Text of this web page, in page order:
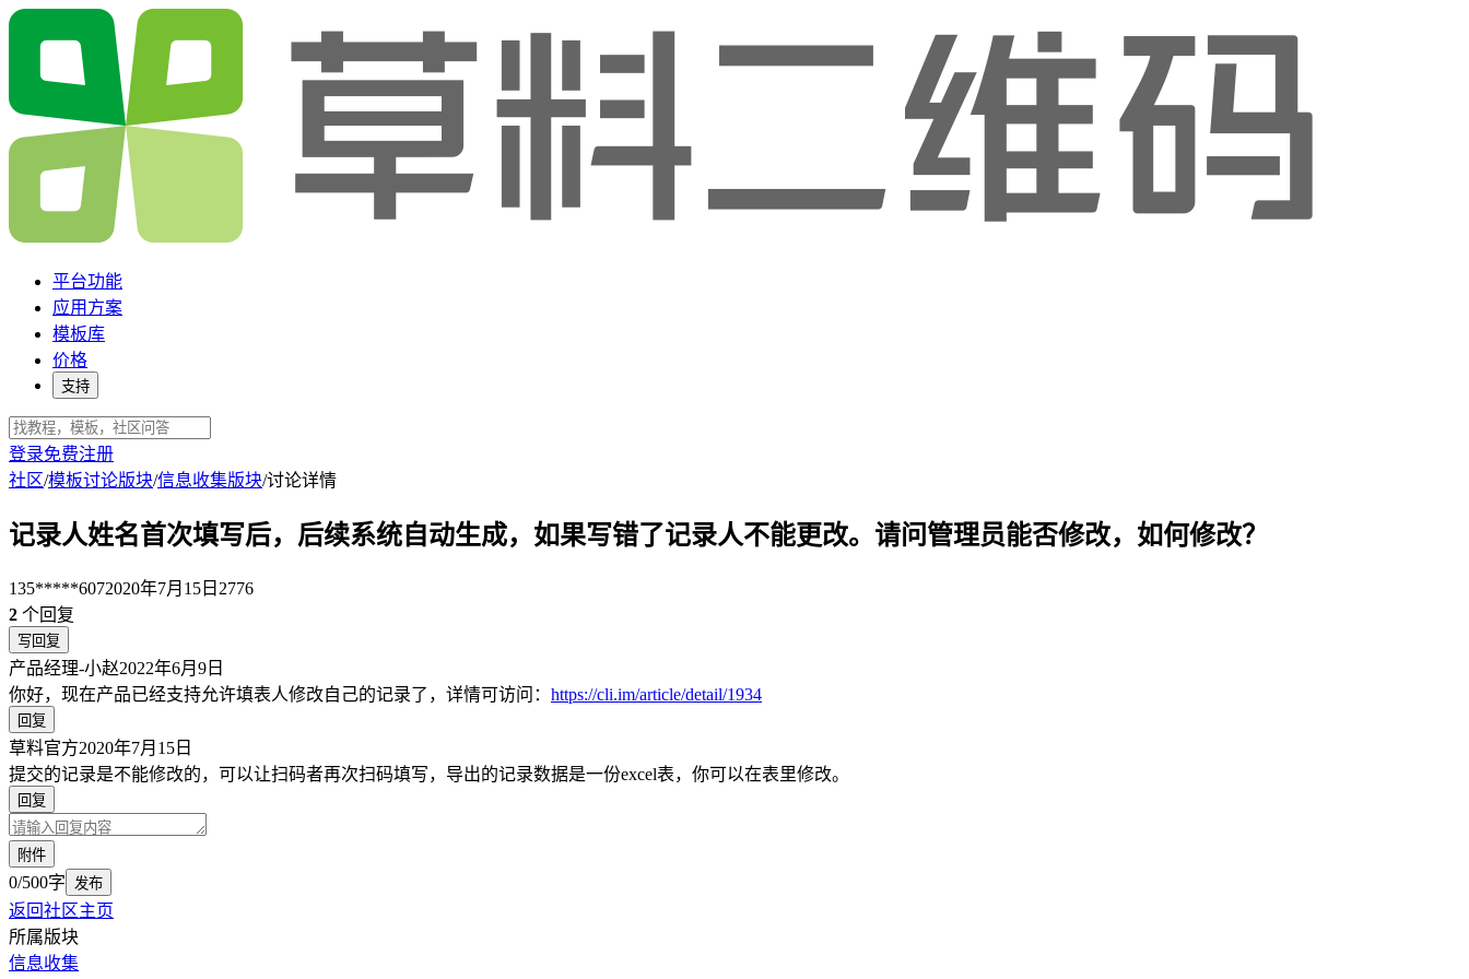
平台功能
应用方案
模板库
价格
支持
登录免费注册
社区/模板讨论版块/信息收集版块/讨论详情
记录人姓名首次填写后，后续系统自动生成，如果写错了记录人不能更改。请问管理员能否修改，如何修改？
135*****6072020年7月15日 2776
2 个回复
写回复
产品经理-小赵2022年6月9日
你好，现在产品已经支持允许填表人修改自己的记录了，详情可访问： https://cli.im/article/detail/1934
回复
草料官方2020年7月15日
提交的记录是不能修改的，可以让扫码者再次扫码填写，导出的记录数据是一份excel表，你可以在表里修改。
回复
附件
0/500字 发布
返回社区主页
所属版块
信息收集